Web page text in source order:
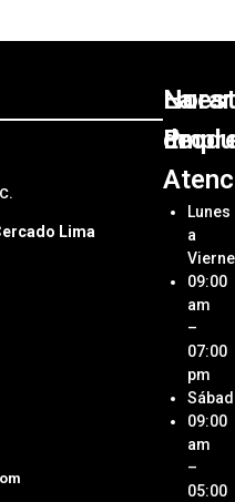
Lima
y Pcs
La
Allin
SAC
Ubica
Tienda
de
de
Lunes
a
09:00
am
–
07:00
pm
09:00
am
–
05:00